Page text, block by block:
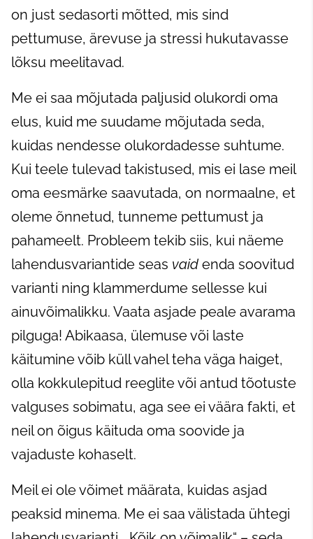
on just sedasorti mõtted, mis sind
pettumuse, ärevuse ja stressi hukutavasse
lõksu meelitavad.
Me ei saa mõjutada paljusid olukordi oma
elus, kuid me suudame mõjutada seda,
kuidas nendesse olukordadesse suhtume.
Kui teele tulevad takistused, mis ei lase meil
oma eesmärke saavutada, on normaalne, et
oleme õnnetud, tunneme pettumust ja
pahameelt. Probleem tekib siis, kui näeme
lahendusvariantide seas vaidenda soovitud
varianti ning klammerdume sellesse kui
ainuvõimalikku. Vaata asjade peale avarama
pilguga! Abikaasa, ülemuse või laste
käitumine võib küll vahel teha väga haiget,
olla kokkulepitud reeglite või antud tõotuste
valguses sobimatu, aga see ei väära fakti, et
neil on õigus käituda oma soovide ja
vajaduste kohaselt.
Meil ei ole võimet määrata, kuidas asjad
peaksid minema. Me ei saa välistada ühtegi